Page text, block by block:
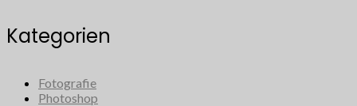
Kategorien
Fotografie
Photoshop